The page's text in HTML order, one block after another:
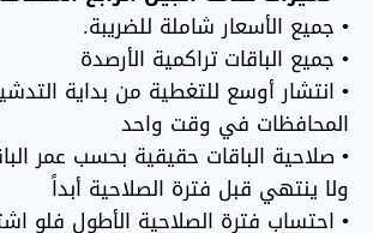
• جميع الأسعار شاملة للضريبة.
• جميع الباقات تراكمية الأرصدة
• انتشار أوسع للتغطية من بداية
المحافظات في وقت واحد
• صلاحية الباقات حقيقية بحسب عمر
ولا ينتهي قبل فترة الصلاحية أبداً
• احتساب فترة الصلاحية الأطول فلو